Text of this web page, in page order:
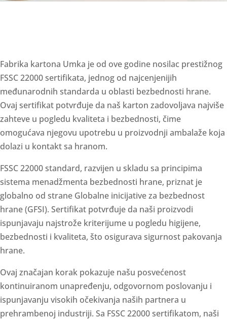
Fabrika kartona Umka je od ove godine nosilac prestižnog
FSSC 22000 sertifikata, jednog od najcenjenijih
međunarodnih standarda u oblasti bezbednosti hrane.
Ovaj sertifikat potvrđuje da naš karton zadovoljava najviše
zahteve u pogledu kvaliteta i bezbednosti, čime
omogućava njegovu upotrebu u proizvodnji ambalaže koja
dolazi u kontakt sa hranom.
FSSC 22000 standard, razvijen u skladu sa principima
sistema menadžmenta bezbednosti hrane, priznat je
globalno od strane Globalne inicijative za bezbednost
hrane (GFSI). Sertifikat potvrđuje da naši proizvodi
ispunjavaju najstrože kriterijume u pogledu higijene,
bezbednosti i kvaliteta, što osigurava sigurnost pakovanja
hrane.
Ovaj značajan korak pokazuje našu posvećenost
kontinuiranom unapređenju, odgovornom poslovanju i
ispunjavanju visokih očekivanja naših partnera u
prehrambenoj industriji. Sa FSSC 22000 sertifikatom, naši